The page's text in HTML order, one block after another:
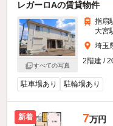
レガーロAの賃貸物件
すべての写真
指扇
大宮
埼玉
2階建 /
駐車場あり 駐輪場あり
新着 7万円